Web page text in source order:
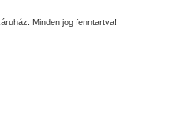
Minden jog fenntartva!